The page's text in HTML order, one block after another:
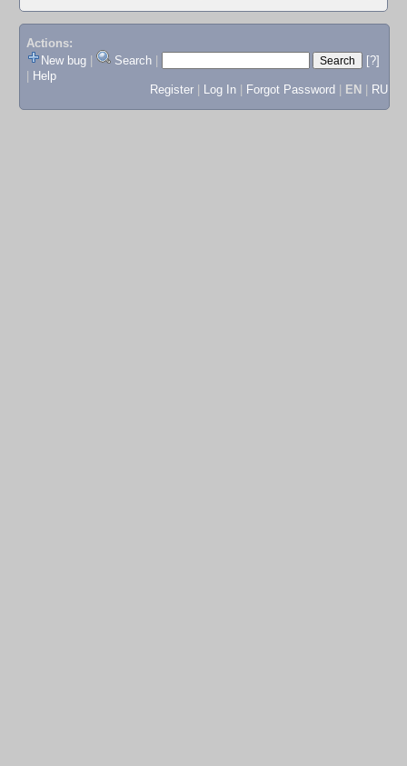
Actions:
New bug
Search
[?]
Help
Register
Log In Forgot Password EN RU